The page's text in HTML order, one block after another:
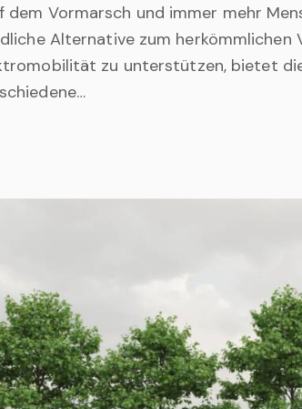
dem Vormarsch und immer mehr
Alternative zum herkömmlichen
zu unterstützen, bietet